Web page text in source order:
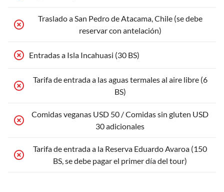
Traslado a San Pedro de Atacama, Chile (se debe
reservar con antelación)
Entradas a Isla Incahuasi (30 BS)
Tarifa de entrada a las aguas termales al aire libre (6
BS)
Comidas veganas USD 50 / Comidas sin gluten USD
30 adicionales
Tarifa de entrada a la Reserva Eduardo Avaroa (150
BS, se debe pagar el primer día del tour)